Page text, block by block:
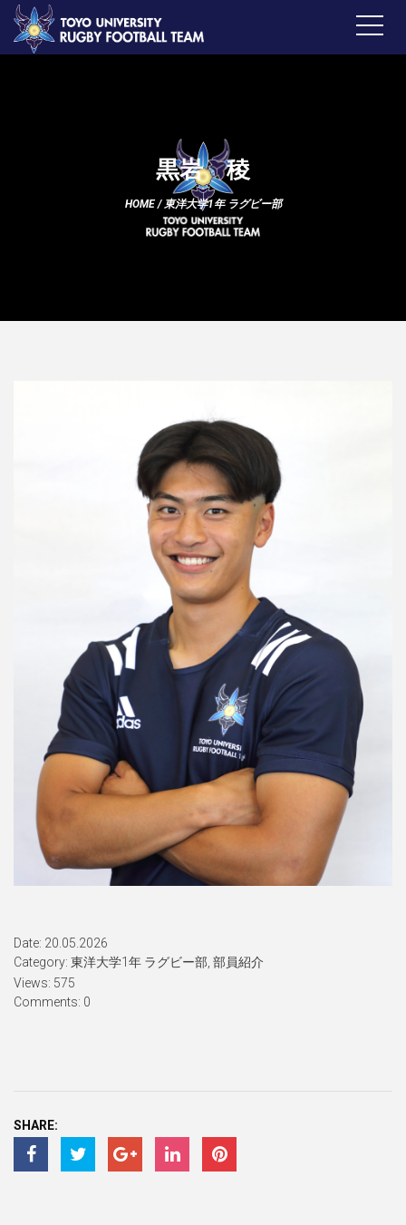
黒岩 稜
HOME/東洋大学1年 ラグビー部
Date: 20.05.2026
Category: 東洋大学1年 ラグビー部, 部員紹介
Views: 575
Comments: 0
SHARE: